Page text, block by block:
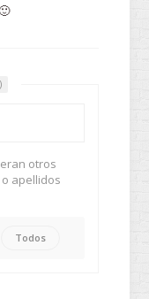
apellidos
Todos